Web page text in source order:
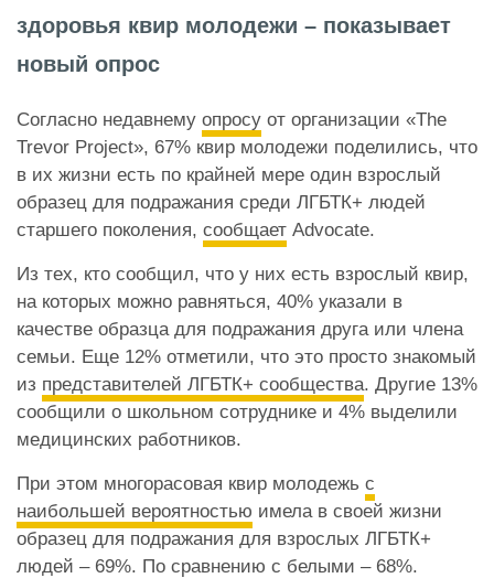
здоровья квир молодежи – показывает
новый опрос
Согласно недавнему опросу от организации «The
Trevor Project», 67% квир молодежи поделились, что
в их жизни есть по крайней мере один взрослый
образец для подражания среди ЛГБТК+ людей
старшего поколения, сообщает Advocate.
Из тех, кто сообщил, что у них есть взрослый квир,
на которых можно равняться, 40% указали в
качестве образца для подражания друга или члена
семьи. Еще 12% отметили, что это просто знакомый
из представителей ЛГБТК+ сообщества. Другие 13%
сообщили о школьном сотруднике и 4% выделили
медицинских работников.
При этом многорасовая квир молодежь с
наибольшей вероятностью имела в своей жизни
образец для подражания для взрослых ЛГБТК+
людей – 69%. По сравнению с белыми – 68%.